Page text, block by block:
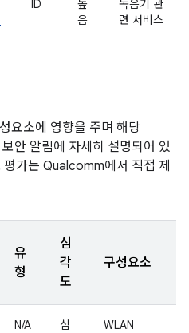
ID
높
음
녹음기 관
련 서비스
요소에 영향을 주며 해당
안 알림에 자세히 설명되어 있
가는 Qualcomm에서 직접 제
유
형
심
각
도
구성요소
N/A
심
WLAN